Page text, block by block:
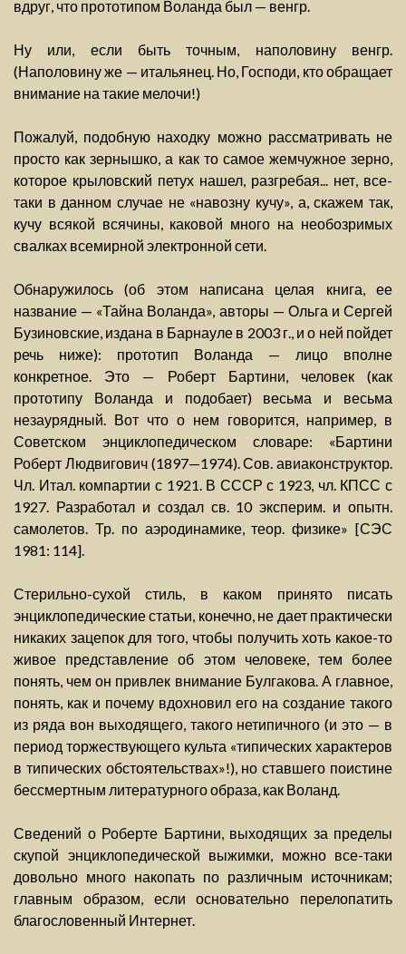
вдруг, что прототипом Воланда был — венгр.
Ну или, если быть точным, наполовину венгр.
(Наполовину же — итальянец. Но, Господи, кто обращает
внимание на такие мелочи!)
Пожалуй, подобную находку можно рассматривать не
просто как зернышко, а как то самое жемчужное зерно,
которое крыловский петух нашел, разгребая... нет, все-
таки в данном случае не «навозну кучу», а, скажем так,
кучу всякой всячины, каковой много на необозримых
свалках всемирной электронной сети.
Обнаружилось (об этом написана целая книга, ее
название — «Тайна Воланда», авторы — Ольга и Сергей
Бузиновские, издана в Барнауле в 2003 г., и о ней пойдет
речь ниже): прототип Воланда — лицо вполне
конкретное. Это — Роберт Бартини, человек (как
прототипу Воланда и подобает) весьма и весьма
незаурядный. Вот что о нем говорится, например, в
Советском энциклопедическом словаре: «Бартини
Роберт Людвигович (1897—1974). Сов. авиаконструктор.
Чл. Итал. компартии с 1921. В СССР с 1923, чл. КПСС с
1927. Разработал и создал св. 10 эксперим. и опытн.
самолетов. Тр. по аэродинамике, теор. физике» [СЭС
1981: 114].
Стерильно-сухой стиль, в каком принято писать
энциклопедические статьи, конечно, не дает практически
никаких зацепок для того, чтобы получить хоть какое-то
живое представление об этом человеке, тем более
понять, чем он привлек внимание Булгакова. А главное,
понять, как и почему вдохновил его на создание такого
из ряда вон выходящего, такого нетипичного (и это — в
период торжествующего культа «типических характеров
в типических обстоятельствах»!), но ставшего поистине
бессмертным литературного образа, как Воланд.
Сведений о Роберте Бартини, выходящих за пределы
скупой энциклопедической выжимки, можно все-таки
довольно много накопать по различным источникам;
главным образом, если основательно перелопатить
благословенный Интернет.